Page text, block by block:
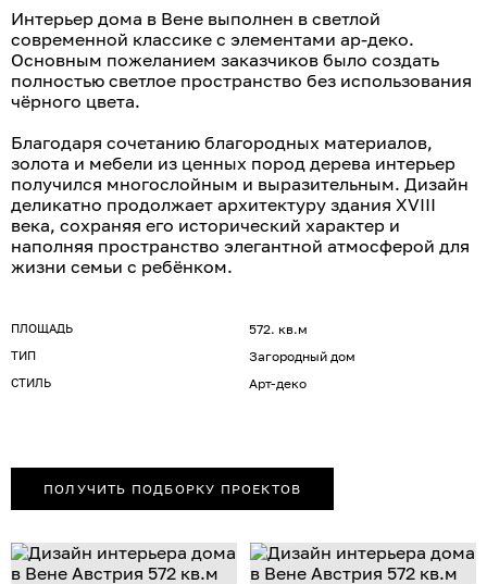
Интерьер дома в Вене выполнен в светлой
современной классике с элементами ар-деко.
Основным пожеланием заказчиков было создать
полностью светлое пространство без использования
чёрного цвета.
Благодаря сочетанию благородных материалов,
золота и мебели из ценных пород дерева интерьер
получился многослойным и выразительным. Дизайн
деликатно продолжает архитектуру здания XVIII
века, сохраняя его исторический характер и
наполняя пространство элегантной атмосферой для
жизни семьи с ребёнком.
ПЛОЩАДЬ 572. кв.м
ТИП Загородный дом
СТИЛЬ Арт-деко
ПОЛУЧИТЬ ПОДБОРКУ ПРОЕКТОВ